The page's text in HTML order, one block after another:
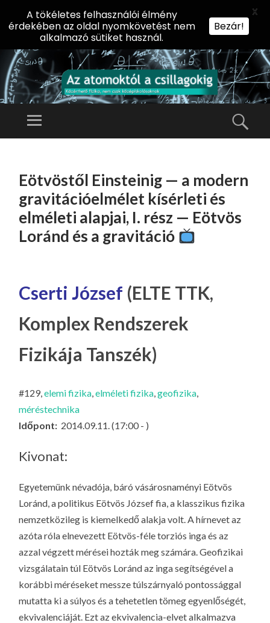
AZ
KT
Ó
L
A
G
KI
G
Előadássorozat
Természettudományi
Kar Fizikai
Intézetében
Menü
TARTALOMHOZ
Eötvöstől Einsteinig — a modern
gravitációelmélet kísérleti és
elméleti alapjai, I. rész — Eötvös
Loránd és a gravitáció
Cserti József (ELTE TTK,
Komplex Rendszerek
Fizikája Tanszék)
#129,elemi fizika,elméleti fizika,geofizika,
méréstechnika
Időpont: 2014.09.11. (17:00 - )
Kivonat:
Egyetemünk névadója, báró vásárosnaményi Eötvös
Loránd, a politikus Eötvös József fia, a klasszikus fizika
nemzetközileg is kiemelkedő alakja volt. A hírnevet az
azóta róla elnevezett Eötvös-féle torziós inga és az
azzal végzett mérései hozták meg számára. Geofizikai
vizsgálatain túl Eötvös Loránd az inga segítségével a
korábbi méréseket messze túlszárnyaló pontossággal
mutatta ki asúlyos és atehetetlentömeg egyenlőségét,
ekvivalenciáját. Ezt az ekvivalencia-elvet alkalmazva
A tökéletes felhasználói élmény
érdekében az oldal nyomkövetést nem
alkalmazó sütiket használ.
Bezár!
X